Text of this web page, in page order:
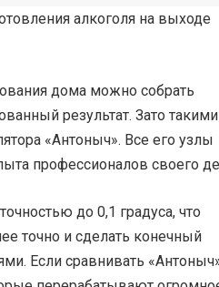
алкоголя на выходе
дома можно собрать
результат. Зато такими
«Антоныч». Все его узлы
профессионалов своего
до 0,1 градуса, что
точно и сделать конечный
Если сравнивать